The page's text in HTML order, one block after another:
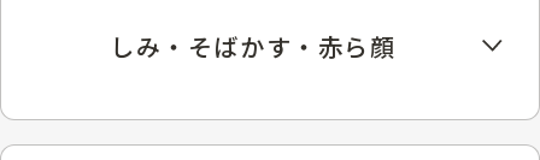
しみ・そばかす・赤ら顔